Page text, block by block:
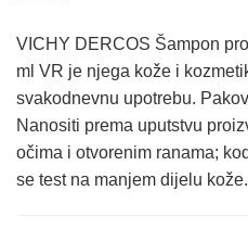
VICHY DERCOS Šampon
ml VR je njega kože i
svakodnevnu upotrebu.
Nanositi prema uputstvu
očima i otvorenim ranama;
se test na manjem dijelu kože.